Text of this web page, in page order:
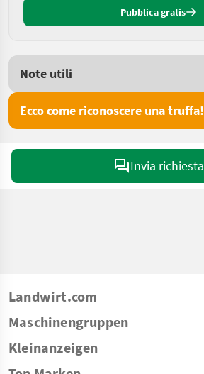
Pubblica gratis
Note utili
Ecco come riconoscere una truffa!
Invia richiesta
Landwirt.com
Maschinengruppen
Kleinanzeigen